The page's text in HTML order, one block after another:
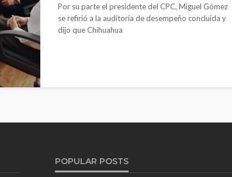
Por su parte el presidente del CPC, Miguel Gómez
se refirió a la auditoría de desempeño concluida y
dijo que Chihuahua
POPULAR POSTS